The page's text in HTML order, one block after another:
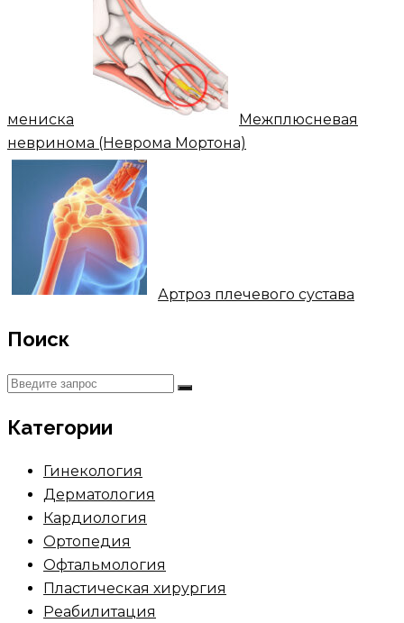
мениска
Межплюсневая
невринома (Неврома Мортона)
Артроз плечевого сустава
Поиск
Категории
Гинекология
Дерматология
Кардиология
Ортопедия
Офтальмология
Пластическая хирургия
Реабилитация